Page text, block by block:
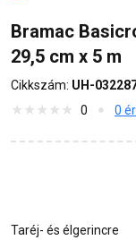
Bramac
29,5 cm x 5 m
Cikkszám: UH-
0
0
Taréj- és élgerincre